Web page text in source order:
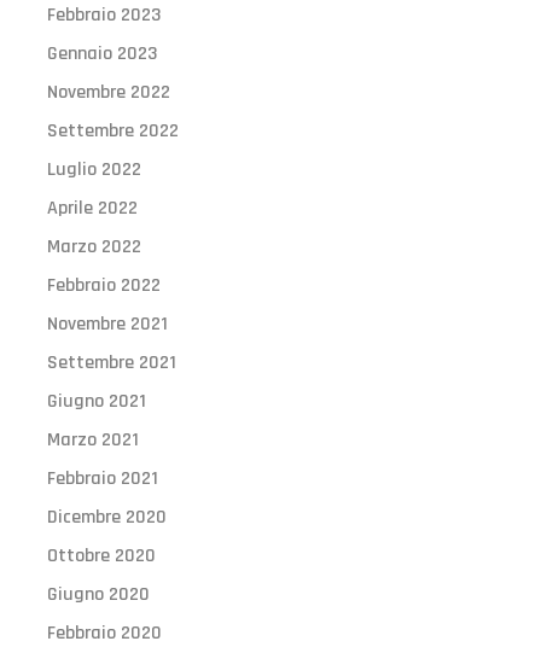
Febbraio 2023
Gennaio 2023
Novembre 2022
Settembre 2022
Luglio 2022
Aprile 2022
Marzo 2022
Febbraio 2022
Novembre 2021
Settembre 2021
Giugno 2021
Marzo 2021
Febbraio 2021
Dicembre 2020
Ottobre 2020
Giugno 2020
Febbraio 2020